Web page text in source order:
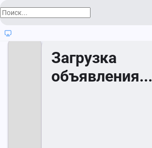
Загрузка
объявления...